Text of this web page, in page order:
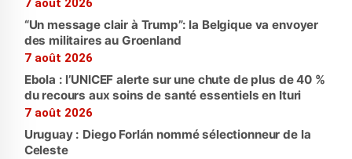
7 août 2026
“Un message clair à Trump”: la Belgique va envoyer
des militaires au Groenland
7 août 2026
Ebola : l’UNICEF alerte sur une chute de plus de 40 %
du recours aux soins de santé essentiels en Ituri
7 août 2026
Uruguay : Diego Forlán nommé sélectionneur de la
Celeste